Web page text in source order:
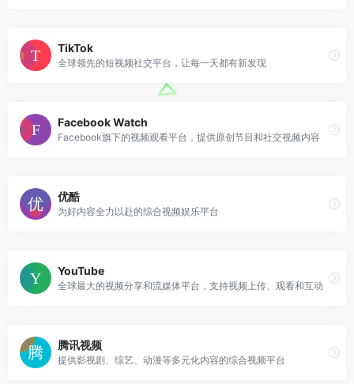
TikTok
全球领先的短视频社交平台，让每一天都有新发现
Facebook Watch
Facebook旗下的视频观看平台，提供原创节目和社交视频内容
优酷
为好内容全力以赴的综合视频娱乐平台
YouTube
全球最大的视频分享和流媒体平台，支持视频上传、观看和互动
腾讯视频
提供影视剧、综艺、动漫等多元化内容的综合视频平台